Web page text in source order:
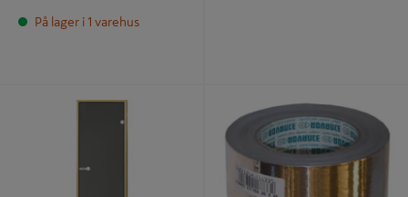
På lager i 1 varehus
50MM/50M